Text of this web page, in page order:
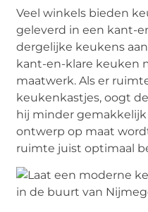
Veel winkels bieden
geleverd in een kant-
dergelijke keukens
kant-en-klare keuken
maatwerk. Als er
keukenkastjes, oogt
hij minder
ontwerp op maat
ruimte juist optimaal